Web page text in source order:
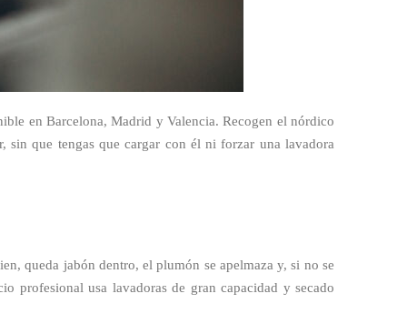
en Barcelona, Madrid y Valencia. Recogen el nórdico
que tengas que cargar con él ni forzar una lavadora
queda jabón dentro, el plumón se apelmaza y, si no se
profesional usa lavadoras de gran capacidad y secado